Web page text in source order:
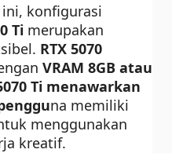
konfigurasi
Ti merupakan
RTX 5070
VRAM 8GB atau
Ti menawarkan
na memiliki
menggunakan
kreatif.